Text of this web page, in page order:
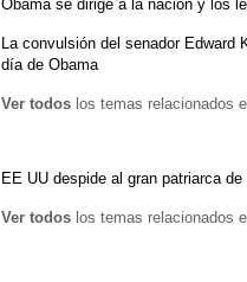
Obama se dirige a la nación y los
La convulsión del senador Edward
día de Obama
Ver todos los temas relacionados
EE UU despide al gran patriarca
Ver todos los temas relacionados